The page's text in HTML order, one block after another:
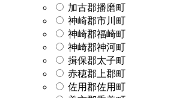
加古郡播磨町
神崎郡市川町
神崎郡福崎町
神崎郡神河町
揖保郡太子町
赤穂郡上郡町
佐用郡佐用町